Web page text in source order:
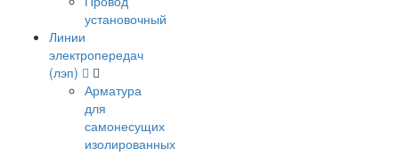
установочный
Линии
электропередач
(лэп)
Арматура
для
самонесущих
изолированных